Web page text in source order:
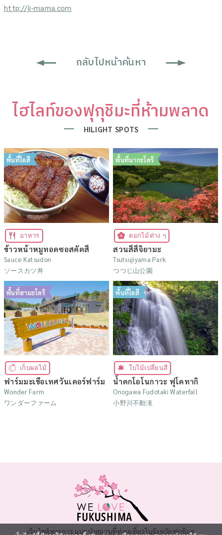
http://ji-mama.com
กลับไปหน้าค้นหา
ไฮไลท์ของฟุกุชิมะที่ห้ามพลาด
HILIGHT SPOTS
พื้นที่ไอสึ
อาหาร
ข้าวหน้าหมูทอดซอสคัตสึ
Sauce Katsudon
ソースカツ丼
พื้นที่นากะโดริ
ดอกไม้ต่าง ๆ
สวนสึสึจิยามะ
Tsutsujiyama Park
つつじ山公園
พื้นที่ฮามะโดริ
เก็บผลไม้
ฟาร์มมะเขือเทศวันเดอร์ฟาร์ม
Wonder Farm
ワンダーファーム
พื้นที่ไอสึ
ใบไม้เปลี่ยนสี
น้ำตกโอโนกาวะ ฟุโดทากิ
Onogawa Fudotaki Waterfall
小野川不動滝
เว็บไซต์ทางการ แนะนำสถานที่ท่องเที่ยวในจังหวัดฟุกุชิมะ